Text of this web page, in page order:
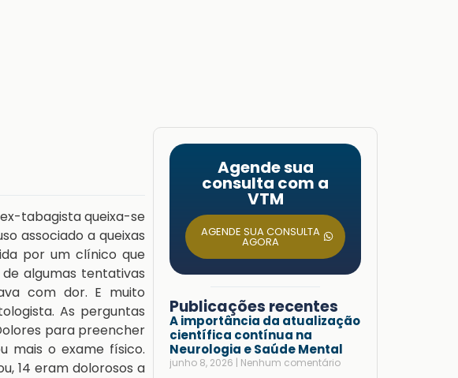
tabagista queixa-se
associado a queixas
por um clínico que
de algumas tentativas
com dor. E muito
As perguntas
para preencher
mais o exame físico.
14 eram dolorosos a
Agende sua
consulta com a
VTM
AGENDE SUA CONSULTA
AGORA
Publicações recentes
A importância da atualização
científica contínua na
Neurologia e Saúde Mental
junho 8, 2026 Nenhum comentário